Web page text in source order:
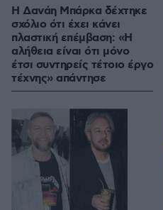
Η Δανάη Μπάρκα δέχτηκε
σχόλιο ότι έχει κάνει
πλαστική επέμβαση: «Η
αλήθεια είναι ότι μόνο
έτσι συντηρείς τέτοιο έργο
τέχνης» απάντησε